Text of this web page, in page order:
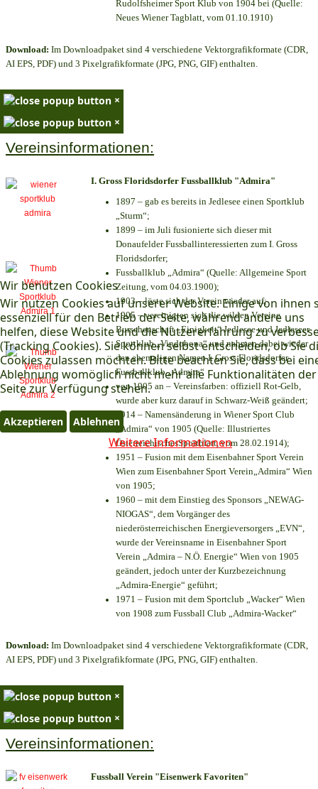
Wir benutzen Cookies
Wir nutzen Cookies auf unserer Website. Einige von ihnen
essenziell für den Betrieb der Seite, während andere uns
helfen, diese Website und die Nutzererfahrung zu
(Tracking Cookies). Sie können selbst entscheiden, ob Sie
Cookies zulassen möchten. Bitte beachten Sie, dass bei
Ablehnung womöglich nicht mehr alle Funktionalitäten der
Seite zur Verfügung stehen.
Akzeptieren Ablehnen
Weitere Informationen
Rudolfsheimer Sport Klub von 1904 bei (Quelle:
Neues Wiener Tagblatt, vom 01.10.1910)
Download: Im Downloadpaket sind 4 verschiedene Vektorgrafikformate (CDR,
AI EPS, PDF) und 3 Pixelgrafikformate (JPG, PNG, GIF) enthalten.
×
×
Vereinsinformationen:
I. Gross Floridsdorfer Fussballklub "Admira"
1897 – gab es bereits in Jedlesee einen Sportklub
„Sturm“;
1899 – im Juli fusionierte sich dieser mit
Donaufelder Fussballinteressierten zum I. Gross
Floridsdorfer;
Fussballklub „Admira“ (Quelle: Allgemeine Sport
Zeitung, vom 04.03.1900);
1903 – löste sich der Verein wieder auf;
1905 – vereinigten sich die wilden Vereine
Burschenschaft „Einigkeit“ Jedlesee und Jedleseer
Sportklub „Vindobona“ und nahmen dabei wieder
den ehemaligen Namen I. Gross Floridsdorfer
Fussballklub „Admira“
von 1905 an – Vereinsfarben: offiziell Rot-Gelb,
wurde aber kurz darauf in Schwarz-Weiß geändert;
1914 – Namensänderung in Wiener Sport Club
„Admira“ von 1905 (Quelle: Illustriertes
ÖsterreichischesSportblatt, vom 28.02.1914);
1951 – Fusion mit dem Eisenbahner Sport Verein
Wien zum Eisenbahner Sport Verein„Admira“ Wien
von 1905;
1960 – mit dem Einstieg des Sponsors „NEWAG-
NIOGAS“, dem Vorgänger des
niederösterreichischen Energieversorgers „EVN“,
wurde der Vereinsname in Eisenbahner Sport
Verein „Admira – N.Ö. Energie“ Wien von 1905
geändert, jedoch unter der Kurzbezeichnung
„Admira-Energie“ geführt;
1971 – Fusion mit dem Sportclub „Wacker“ Wien
von 1908 zum Fussball Club „Admira-Wacker“
Download: Im Downloadpaket sind 4 verschiedene Vektorgrafikformate (CDR,
AI EPS, PDF) und 3 Pixelgrafikformate (JPG, PNG, GIF) enthalten.
×
×
Vereinsinformationen:
Fussball Verein "Eisenwerk Favoriten"